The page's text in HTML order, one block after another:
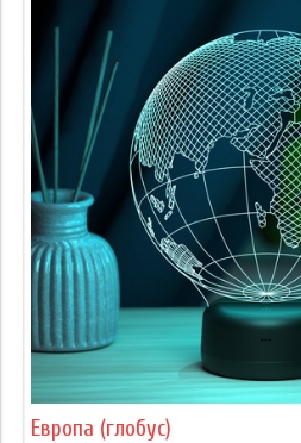
Европа (глобус)